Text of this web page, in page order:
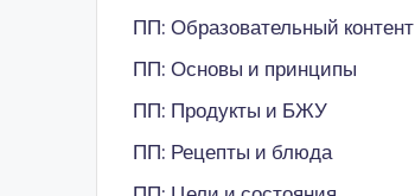
ПП: Образовательный контент
ПП: Основы и принципы
ПП: Продукты и БЖУ
ПП: Рецепты и блюда